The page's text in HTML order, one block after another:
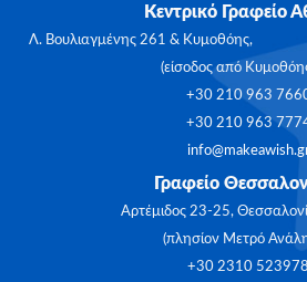
Κεντρικό Γραφείο
Λ. Βουλιαγμένης 261 & Κυμοθόης,
(είσοδος από
+30 210 963
+30 210 963
Γραφείο
Αρτέμιδος 23-25,
(πλησίον Μετρό
+30 2310 523978